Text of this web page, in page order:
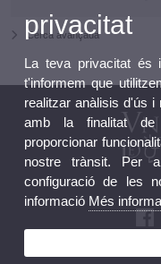
Cerca avançada
privacitat
La teva privacitat és
t'informem que
realitzar anàlisis d'ús
amb la finalitat de
proporcionar
nostre trànsit. Per
configuració de les
informació Més